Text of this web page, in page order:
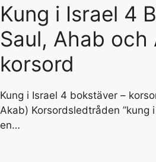
Kung i Israel 4
Saul, Ahab och
korsord
Kung i Israel 4 bokstäver –
Akab) Korsordsledtråden ”kung
en…